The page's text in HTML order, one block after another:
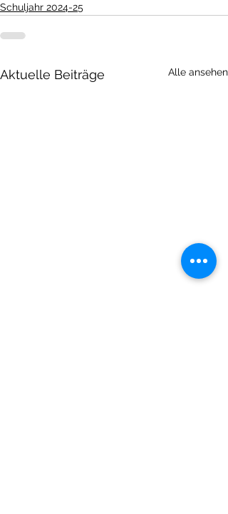
Schuljahr 2024-25
Aktuelle Beiträge Alle ansehen